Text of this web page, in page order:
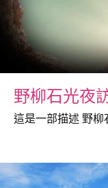
野柳石光夜
這是一部描述 野柳